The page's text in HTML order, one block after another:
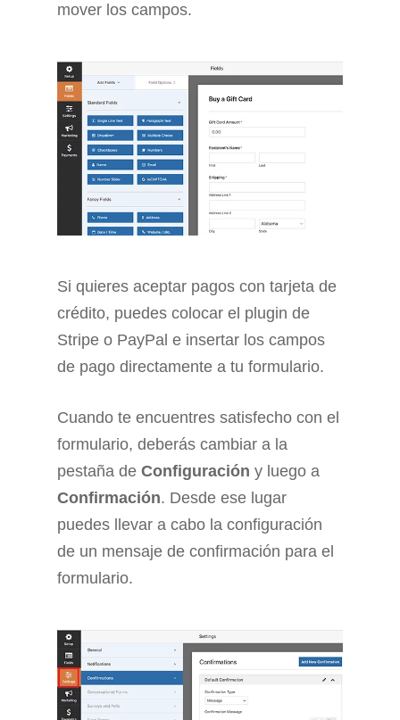
mover los campos.
Si quieres aceptar pagos con tarjeta de
crédito, puedes colocar el plugin de
Stripe o PayPal e insertar los campos
de pago directamente a tu formulario.
Cuando te encuentres satisfecho con el
formulario, deberás cambiar a la
pestaña de Configuración y luego a
Confirmación. Desde ese lugar
puedes llevar a cabo la configuración
de un mensaje de confirmación para el
formulario.